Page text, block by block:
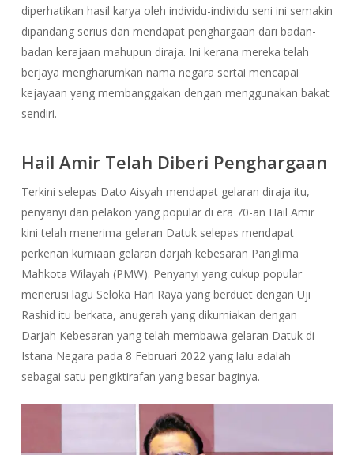
diperhatikan hasil karya oleh individu-individu seni ini semakin
dipandang serius dan mendapat penghargaan dari badan-
badan kerajaan mahupun diraja. Ini kerana mereka telah
berjaya mengharumkan nama negara sertai mencapai
kejayaan yang membanggakan dengan menggunakan bakat
sendiri.
Hail Amir Telah Diberi Penghargaan
Terkini selepas Dato Aisyah mendapat gelaran diraja itu,
penyanyi dan pelakon yang popular di era 70-an Hail Amir
kini telah menerima gelaran Datuk selepas mendapat
perkenan kurniaan gelaran darjah kebesaran Panglima
Mahkota Wilayah (PMW). Penyanyi yang cukup popular
menerusi lagu Seloka Hari Raya yang berduet dengan Uji
Rashid itu berkata, anugerah yang dikurniakan dengan
Darjah Kebesaran yang telah membawa gelaran Datuk di
Istana Negara pada 8 Februari 2022 yang lalu adalah
sebagai satu pengiktirafan yang besar baginya.